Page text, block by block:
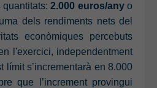
quantitats:2.000 euros/anyo
dels rendiments nets del
econòmiques percebuts
l'exercici, independentment
límit s’incrementarà en 8.000
que l’increment provingui